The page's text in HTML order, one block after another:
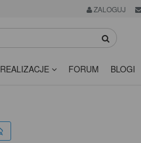
ZALOGUJ
REALIZACJE FORUM BLOGI